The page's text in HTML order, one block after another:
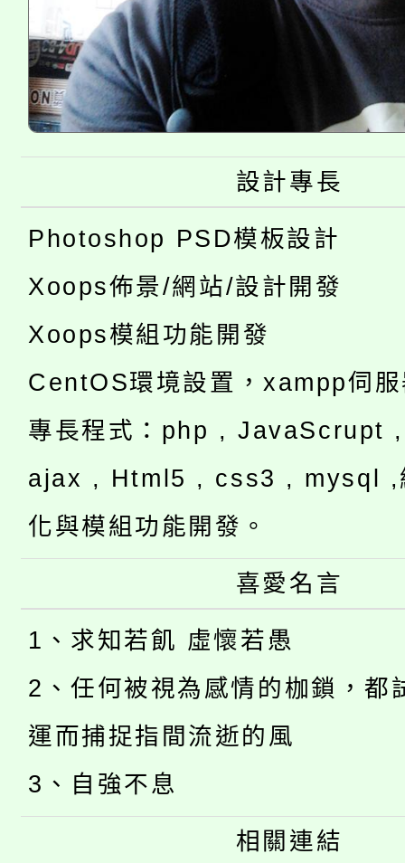
設計專長
Photoshop PSD模板設計
Xoops佈景/網站/設計開發
Xoops模組功能開發
CentOS環境設置，xampp伺
專長程式：php , JavaScrupt
ajax , Html5 , css3 , mysql ,
化與模組功能開發。
喜愛名言
1、求知若飢 虛懷若愚
2、任何被視為感情的枷鎖，都
運而捕捉指間流逝的風
3、自強不息
相關連結